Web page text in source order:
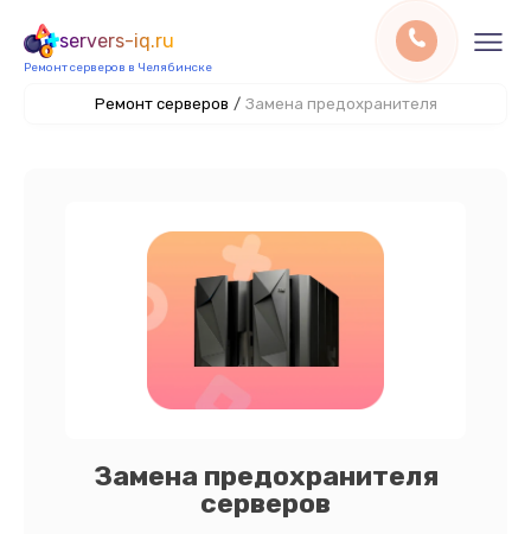
servers-iq.ru
Ремонт серверов в Челябинске
Ремонт серверов / Замена предохранителя
Замена предохранителя
серверов